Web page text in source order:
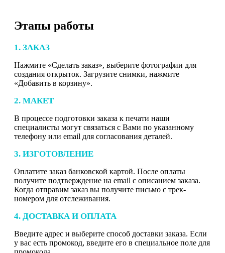
Этапы работы
1. ЗАКАЗ
Нажмите «Сделать заказ», выберите фотографии для
создания открыток. Загрузите снимки, нажмите
«Добавить в корзину».
2. МАКЕТ
В процессе подготовки заказа к печати наши
специалисты могут связаться с Вами по указанному
телефону или email для согласования деталей.
3. ИЗГОТОВЛЕНИЕ
Оплатите заказ банковской картой. После оплаты
получите подтверждение на email с описанием заказа.
Когда отправим заказ вы получите письмо с трек-
номером для отслеживания.
4. ДОСТАВКА И ОПЛАТА
Введите адрес и выберите способ доставки заказа. Если
у вас есть промокод, введите его в специальное поле для